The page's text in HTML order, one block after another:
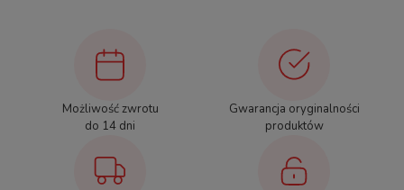
Zabezpieczenie PAD+
Element PAD+ zastosowany w foteliku to dodatkowa
dziecka, zapewniająca miękkie przejście pasa barkowego.
Możliwość zwrotu
do 14 dni
Gwarancja oryginalności
produktów